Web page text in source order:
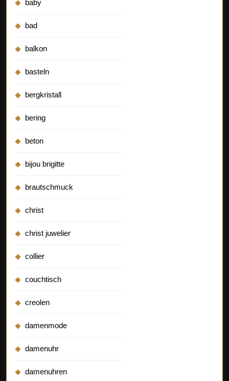
baby
bad
balkon
basteln
bergkristall
bering
beton
bijou brigitte
brautschmuck
christ
christ juwelier
collier
couchtisch
creolen
damenmode
damenuhr
damenuhren